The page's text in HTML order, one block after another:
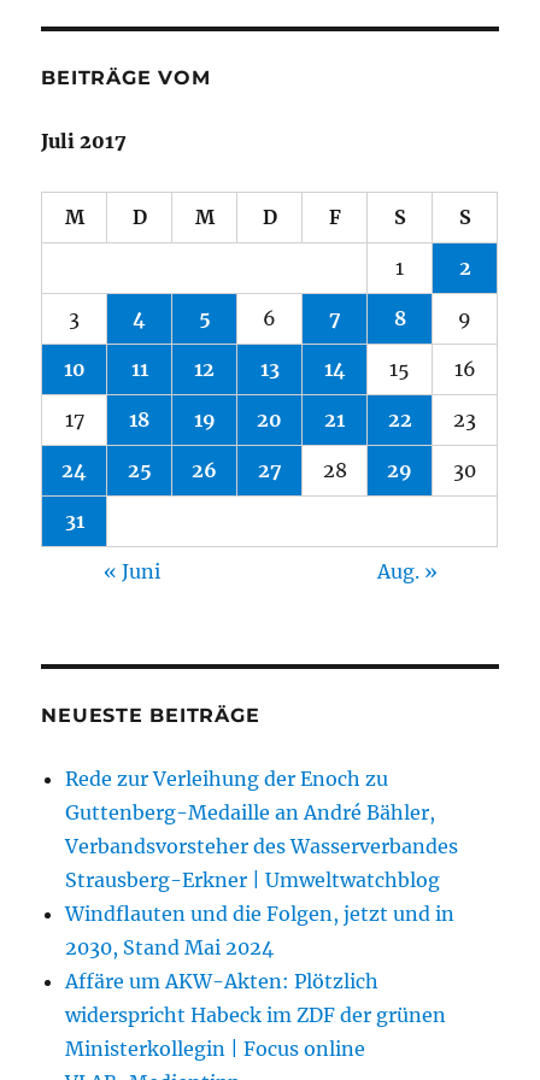
BEITRÄGE VOM
Juli 2017
M D M D F S S
1 2
3 4 5 6 7 8 9
10 11 12 13 14 15 16
17 18 19 20 21 22 23
24 25 26 27 28 29 30
31
« Juni Aug. »
NEUESTE BEITRÄGE
Rede zur Verleihung der Enoch zu
Guttenberg-Medaille an André Bähler,
Verbandsvorsteher des Wasserverbandes
Strausberg-Erkner | Umweltwatchblog
Windflauten und die Folgen, jetzt und in
2030, Stand Mai 2024
Affäre um AKW-Akten: Plötzlich
widerspricht Habeck im ZDF der grünen
Ministerkollegin | Focus online